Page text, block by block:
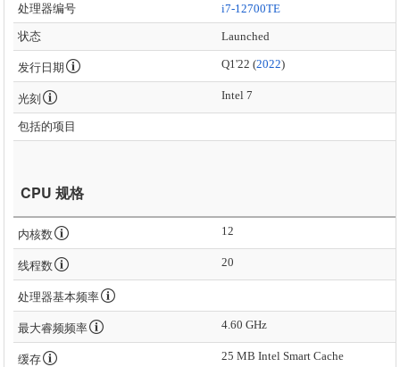
处理器编号 i7-12700TE
状态 Launched
发行日期 Q1'22 (2022)
光刻 Intel 7
包括的项目
CPU 规格
内核数 12
线程数 20
处理器基本频率
最大睿频频率 4.60 GHz
缓存 25 MB Intel Smart Cache